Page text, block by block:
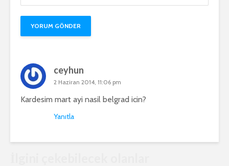
ceyhun
2 Haziran 2014, 11:06 pm
Kardesim mart ayi nasil belgrad icin?
Yanıtla